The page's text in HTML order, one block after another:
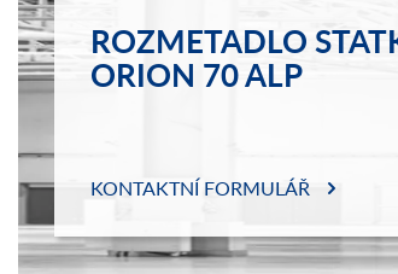
ROZMETADLO
ORION 70 ALP
KONTAKTNÍ FORMULÁŘ